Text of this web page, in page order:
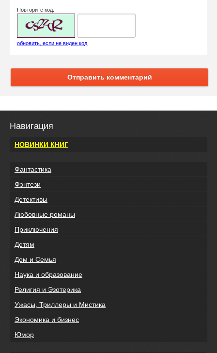
Повторите код:
обновить, если не виден код
Отправить комментарий
Навигация
НОВИНКИ КНИГ
Фантастика
Фэнтези
Детективы
Любовные романы
Приключения
Детям
Дом и Семья
Наука и образование
Религия и Эзотерика
Ужасы, Триллеры и Мистика
Экономика и бизнес
Юмор